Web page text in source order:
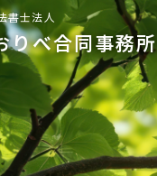
書士法人
りべ合同事務所